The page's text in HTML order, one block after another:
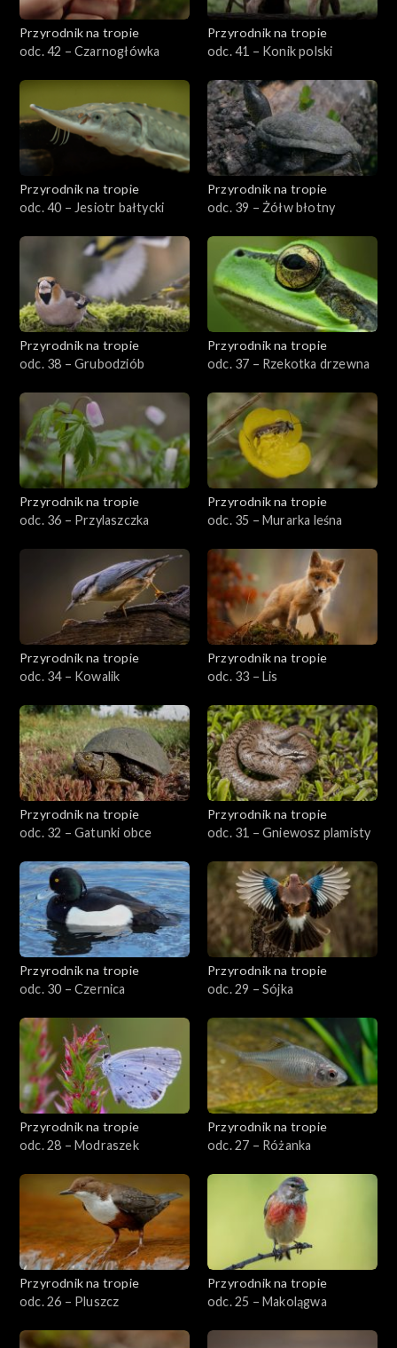
Przyrodnik na tropie
odc. 42 – Czarnogłówka
Przyrodnik na tropie
odc. 41 – Konik polski
Przyrodnik na tropie
odc. 40 – Jesiotr bałtycki
Przyrodnik na tropie
odc. 39 – Żółw błotny
Przyrodnik na tropie
odc. 38 – Grubodziób
Przyrodnik na tropie
odc. 37 – Rzekotka drzewna
Przyrodnik na tropie
odc. 36 – Przylaszczka
Przyrodnik na tropie
odc. 35 – Murarka leśna
Przyrodnik na tropie
odc. 34 – Kowalik
Przyrodnik na tropie
odc. 33 – Lis
Przyrodnik na tropie
odc. 32 – Gatunki obce
Przyrodnik na tropie
odc. 31 – Gniewosz plamisty
Przyrodnik na tropie
odc. 30 – Czernica
Przyrodnik na tropie
odc. 29 – Sójka
Przyrodnik na tropie
odc. 28 – Modraszek
Przyrodnik na tropie
odc. 27 – Różanka
Przyrodnik na tropie
odc. 26 – Pluszcz
Przyrodnik na tropie
odc. 25 – Makolągwa